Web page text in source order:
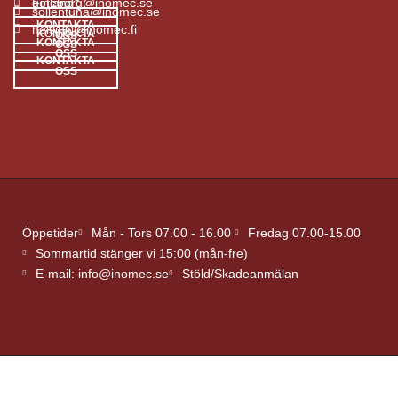
KONTAKTA
OSS
sollentuna@inomec.se
KONTAKTA
OSS
KONTAKTA
OSS
helsinki@inomec.fi
KONTAKTA
OSS
Öppetider Mån - Tors 07.00 - 16.00
Fredag 07.00-15.00
Sommartid stänger vi 15:00 (mån-fre)
E-mail: info@inomec.se
Stöld/Skadeanmälan